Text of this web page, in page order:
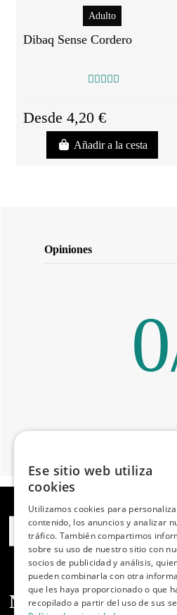
Adulto
Dibaq Sense Cordero
Desde 4,20 €
Añadir a la cesta
Opiniones
0
Nosotros
Ese sitio web utiliza
cookies
Utilizamos cookies para
contenido, los anuncios y analizar
tráfico. También compartimos
sobre su uso de nuestro sitio con
socios de publicidad y análisis,
pueden combinarla con otra
que les haya proporcionado o que
recopilado a partir del uso de sus